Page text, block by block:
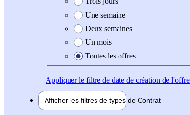
Une semaine
Deux semaines
Un mois
Toutes les offres
Appliquerle filtre de date de création de l'offre
Afficher les filtres de types de Contrat